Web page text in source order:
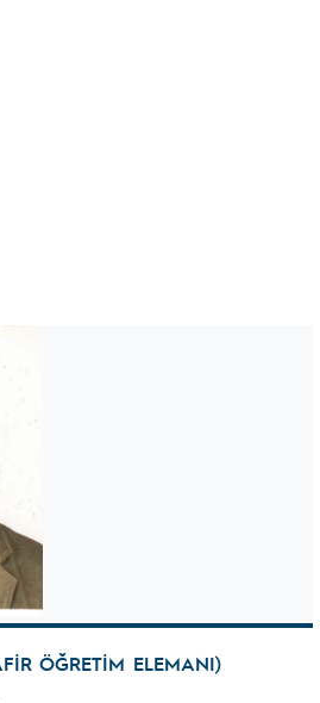
ÖĞRETİM ELEMANI)